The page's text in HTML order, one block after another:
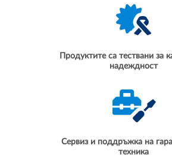
Продуктите са тествани за
надеждност
Сервиз и поддръжка на
техника